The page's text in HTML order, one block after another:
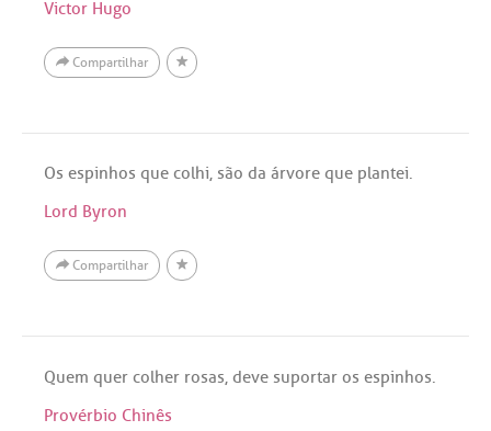
Victor Hugo
Compartilhar
Os espinhos que colhi, são da árvore que plantei.
Lord Byron
Compartilhar
Quem quer colher rosas, deve suportar os espinhos.
Provérbio Chinês